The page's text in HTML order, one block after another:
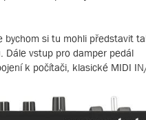
bychom si tu mohli představit
Dále vstup pro damper pedál
k počítači, klasické MIDI